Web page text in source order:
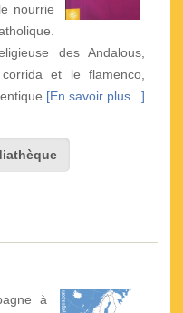
nourrie
des Andalous,
et le flamenco,
[En savoir plus...]
à